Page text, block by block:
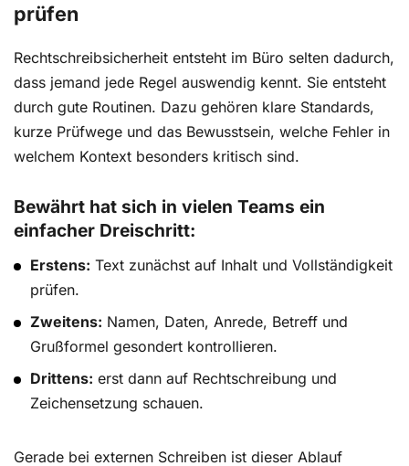
prüfen
Rechtschreibsicherheit entsteht im Büro selten dadurch,
dass jemand jede Regel auswendig kennt. Sie entsteht
durch gute Routinen. Dazu gehören klare Standards,
kurze Prüfwege und das Bewusstsein, welche Fehler in
welchem Kontext besonders kritisch sind.
Bewährt hat sich in vielen Teams ein
einfacher Dreischritt:
Erstens: Text zunächst auf Inhalt und Vollständigkeit
prüfen.
Zweitens: Namen, Daten, Anrede, Betreff und
Grußformel gesondert kontrollieren.
Drittens: erst dann auf Rechtschreibung und
Zeichensetzung schauen.
Gerade bei externen Schreiben ist dieser Ablauf